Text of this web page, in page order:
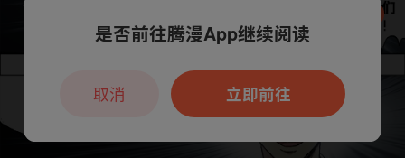
本章节仅支持App阅读，可打开App新用
户7天免费看
是否前往腾漫App继续阅读
立即前往
取消